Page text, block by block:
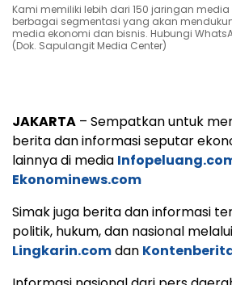
Kami memiliki lebih dari 150 jaringan
berbagai segmentasi yang akan
media ekonomi dan bisnis. Hubungi
(Dok. Sapulangit Media Center)
JAKARTA – Sempatkan untuk
berita dan informasi seputar
lainnya di media
Ekonominews.com
Simak juga berita dan informasi
politik, hukum, dan nasional
Lingkarin.comdan